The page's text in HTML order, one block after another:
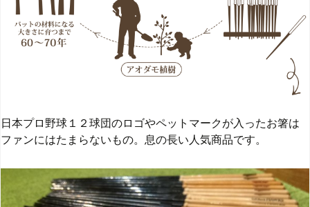
日本プロ野球１２球団のロゴやペットマークが入ったお箸は
ファンにはたまらないもの。息の長い人気商品です。